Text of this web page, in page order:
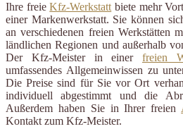
Ihre freieKfz-Werkstattbiete mehr
einer Markenwerkstatt. Sie können
an verschiedenen freien Werkstätten
ländlichen Regionen und außerhalb
Der Kfz-Meister in einer freien
umfassendes Allgemeinwissen zu
Die Preise sind für Sie vor Ort
individuell abgestimmt und die
Außerdem haben Sie in Ihrer freien
Kontakt zum Kfz-Meister.